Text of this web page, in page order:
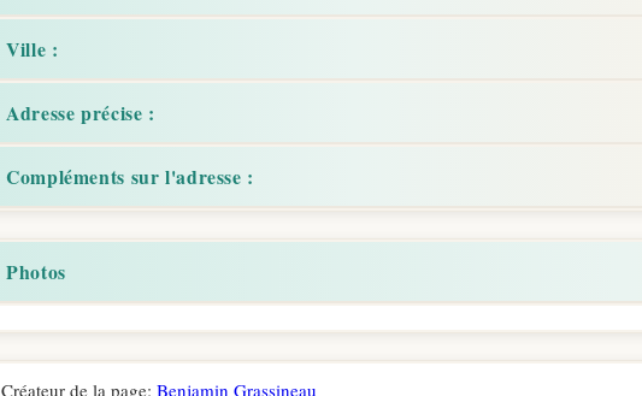
Ville :
Adresse précise :
Compléments sur l'adresse :
Photos
Créateur de la page: Benjamin Grassineau